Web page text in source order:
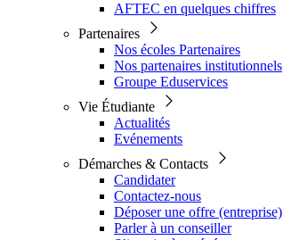
AFTEC en quelques chiffres
Partenaires
Nos écoles Partenaires
Nos partenaires institutionnels
Groupe Eduservices
Vie Étudiante
Actualités
Evénements
Démarches & Contacts
Candidater
Contactez-nous
Déposer une offre (entreprise)
Parler à un conseiller